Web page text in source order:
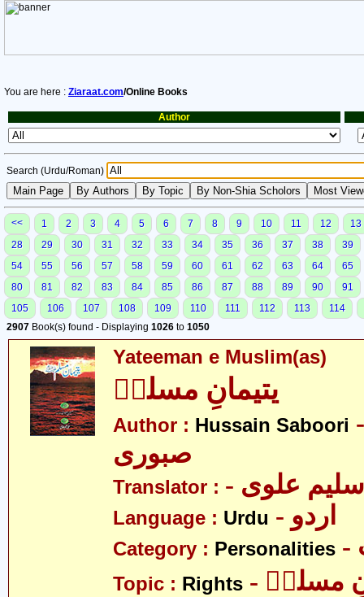
You are here : Ziaraat.com/Online Books
Author
Search (Urdu/Roman)
<< 1 2 3 4 5 6 7 8 9 10 11 12
13
28
29 30 31 32 33 34 35 36 37 38
39
54
55 56 57 58 59 60 61 62 63 64
65
80
81 82 83 84 85 86 87 88 89 90
91
105
106 107 108 109 110 111 112 113
114
2907 Book(s) found - Displaying 1026 to 1050
Yateeman e Muslim(as)
یتیمانِ مسلمؑ
Author : Hussain Saboori
صبوری
Translator : سلیم علوی
Language : Urdu - اردو
Category : Personalities
Topic : Rights مسلمؑ